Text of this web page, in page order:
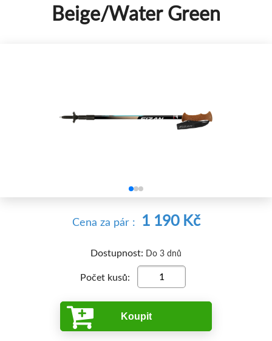
Beige/Water Green
Cena za pár: 1 190 Kč
Dostupnost: Do 3 dnů
Počet kusů:
Koupit